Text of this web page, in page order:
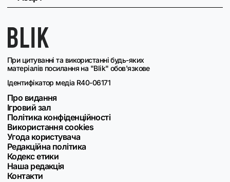
При цитуванні та використанні будь-яких
матеріалів посилання на "Blik" обов'язкове
Ідентифікатор медіа R40-06171
Про видання
Ігровий зал
Політика конфіденційності
Використання cookies
Угода користувача
Редакційна політика
Кодекс етики
Наша редакція
Контакти